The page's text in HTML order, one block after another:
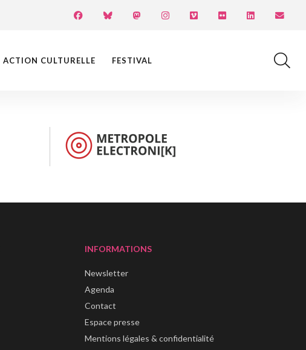
ACTION CULTURELLE FESTIVAL
INFORMATIONS
Newsletter
Agenda
Contact
Espace presse
Mentions légales & confidentialité